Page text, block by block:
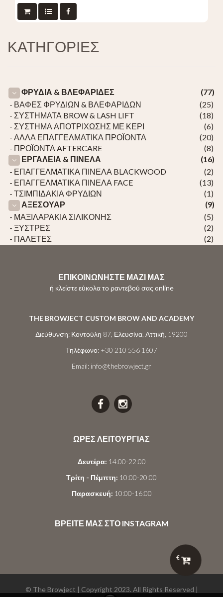
€
ΚΑΤΗΓΟΡΙΕΣ
ΦΡΥΔΙΑ & ΒΛΕΦΑΡΙΔΕΣ
(77)
- ΒΑΦΕΣ ΦΡΥΔΙΩΝ & ΒΛΕΦΑΡΙΔΩΝ
(25)
- ΣΥΣΤΗΜΑΤΑ BROW & LASH LIFT
(18)
- ΣΥΣΤΗΜΑ ΑΠΟΤΡΙΧΩΣΗΣ ΜΕ ΚΕΡΙ
(6)
- ΑΛΛΑ ΕΠΑΓΓΕΛΜΑΤΙΚΑ ΠΡΟΪΟΝΤΑ
(20)
- ΠΡΟΪΟΝΤΑ AFTERCARE
(8)
ΕΡΓΑΛΕΙΑ & ΠΙΝΕΛΑ
(16)
- ΕΠΑΓΓΕΛΜΑΤΙΚΑ ΠΙΝΕΛΑ BLACKWOOD
(2)
- ΕΠΑΓΓΕΛΜΑΤΙΚΑ ΠΙΝΕΛΑ FACE
(13)
- ΤΣΙΜΠΙΔΑΚΙΑ ΦΡΥΔΙΩΝ
(1)
ΑΞΕΣΟΥΑΡ
(9)
- ΜΑΞΙΛΑΡΑΚΙΑ ΣΙΛΙΚΟΝΗΣ
(5)
- ΞΥΣΤΡΕΣ
(2)
- ΠΑΛΕΤΕΣ
(2)
ΕΠΙΚΟΙΝΩΝΗΣΤΕ ΜΑΖΙ ΜΑΣ
ή κλείστε εύκολα το ραντεβού σας online
THE BROWJECT CUSTOM BROW AND ACADEMY
Διεύθυνση: Κοντούλη 87, Ελευσίνα, Αττική, 19200
Τηλέφωνο: +30 210 556 1607
Email: info@thebrowject.gr
ΩΡΕΣ ΛΕΙΤΟΥΡΓΙΑΣ
Δευτέρα: 14:00-22:00
Τρίτη - Πέμπτη: 10:00-20:00
Παρασκευή: 10:00-16:00
ΒΡΕΙΤΕ ΜΑΣ ΣΤΟ INSTAGRAM
© The Browject | Copyright 2023. All Rights Reserved |